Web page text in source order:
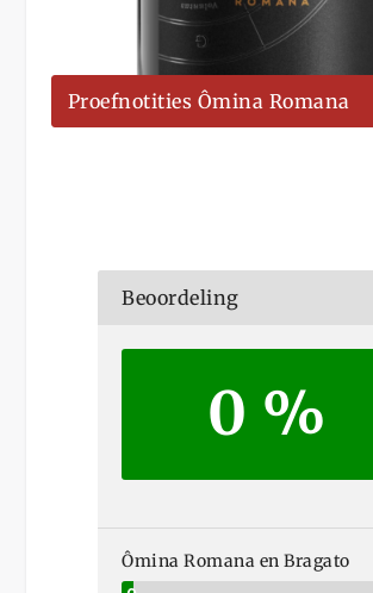
Proefnotities Ômina Romana
Beoordeling
0 %
Ômina Romana en Bragato